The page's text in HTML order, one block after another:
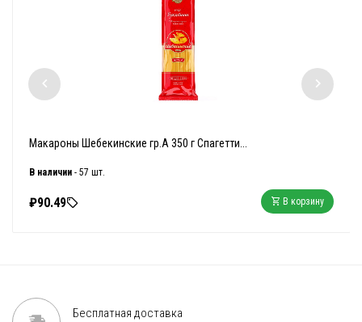
Макароны Шебекинские гр.А 350 г Спагетти...
В наличии - 57 шт.
В корзину
₽90.49
Бесплатная доставка